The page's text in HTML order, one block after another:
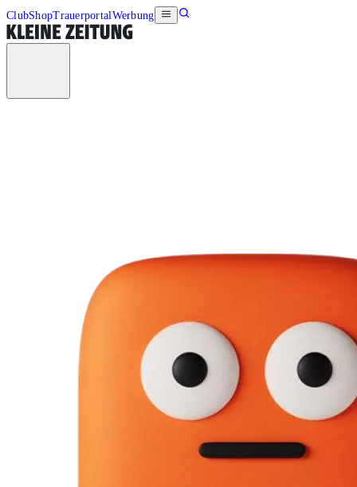
ClubShopTrauerportalWerbung